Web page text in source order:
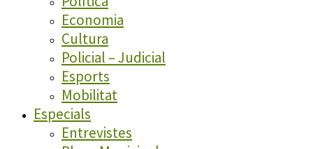
Economia
Cultura
Policial – Judicial
Esports
Mobilitat
Especials
Entrevistes